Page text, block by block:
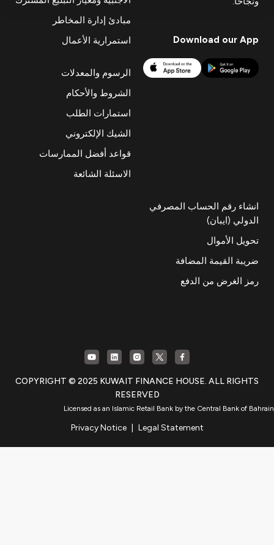
Download our App
مبادئ إدارة المخاطر
استمرارية الأعمال
الرسوم والمعدلات
الشروط والأحكام
استمارات الطلب
الشيك الإلكتروني
قواعد أفضل الممارسات
الاسئلة الشائعة
انشاء رقم الحساب المصرفي
الدولي (ايبان)
تحويل الأموال
ضريبة القيمة المضافة
رمز الغرض من الدفع
COPYRIGHT © 2025 KUWAIT FINANCE HOUSE. ALL RIGHTS
RESERVED
Licensed as an Islamic Retail Bank by the Central Bank of Bahrain
Privacy Notice Legal Statement